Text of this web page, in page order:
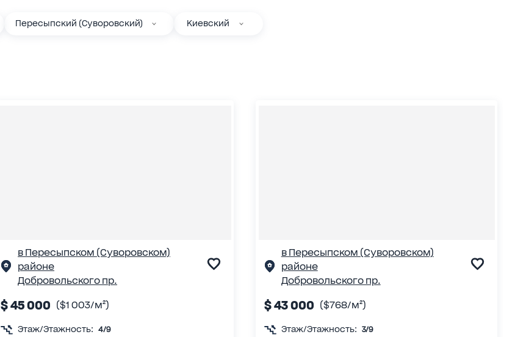
Пересыпский (Суворовский) Киевский
в Пересыпском (Суворовском)
районе
Добровольского пр.
$ 45 000 ($1 003/м²)
Этаж/Этажность: 4/9
в Пересыпском (Суворовском)
районе
Добровольского пр.
$ 43 000 ($768/м²)
Этаж/Этажность: 3/9